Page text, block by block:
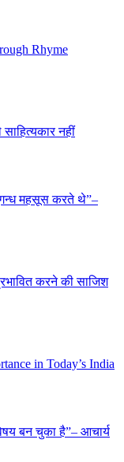
Rhyme
नहीं
महसूस करते थे”–
करने की साजिश
in Today’s India
बन चुका है”– आचार्य